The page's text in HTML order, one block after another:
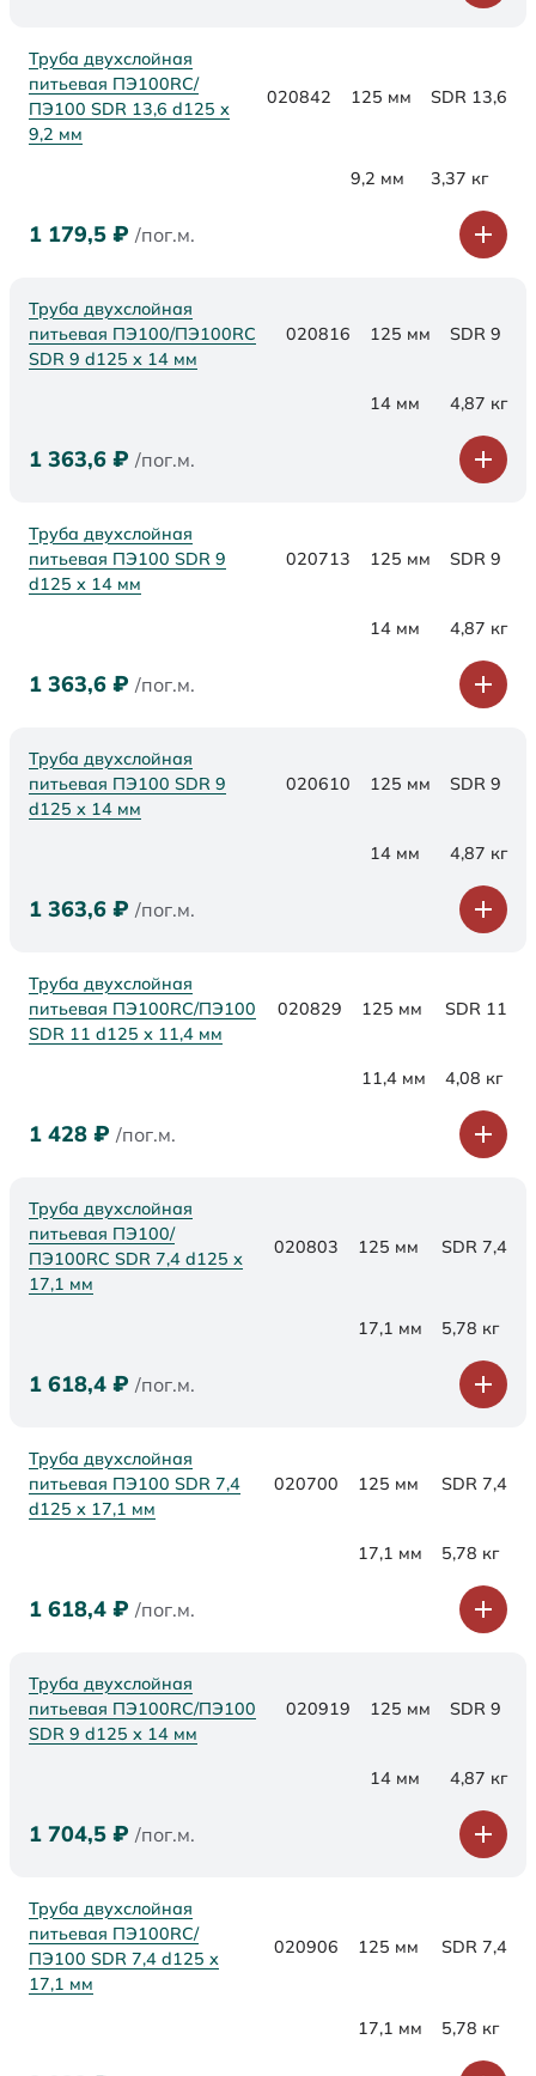
Труба двухслойная
питьевая ПЭ100RC/
ПЭ100 SDR 13,6 d125 х
9,2 мм
020842 125 мм SDR 13,6
9,2 мм 3,37 кг
1 179,5 ₽ /пог.м.
Труба двухслойная
питьевая ПЭ100/ПЭ100RC
SDR 9 d125 х 14 мм
020816 125 мм SDR 9
14 мм 4,87 кг
1 363,6 ₽ /пог.м.
Труба двухслойная
питьевая ПЭ100 SDR 9
d125 х 14 мм
020713 125 мм SDR 9
14 мм 4,87 кг
1 363,6 ₽ /пог.м.
Труба двухслойная
питьевая ПЭ100 SDR 9
d125 х 14 мм
020610 125 мм SDR 9
14 мм 4,87 кг
1 363,6 ₽ /пог.м.
Труба двухслойная
питьевая ПЭ100RC/ПЭ100
SDR 11 d125 х 11,4 мм
020829 125 мм SDR 11
11,4 мм 4,08 кг
1 428 ₽ /пог.м.
Труба двухслойная
питьевая ПЭ100/
ПЭ100RC SDR 7,4 d125 х
17,1 мм
020803 125 мм SDR 7,4
17,1 мм 5,78 кг
1 618,4 ₽ /пог.м.
Труба двухслойная
питьевая ПЭ100 SDR 7,4
d125 х 17,1 мм
020700 125 мм SDR 7,4
17,1 мм 5,78 кг
1 618,4 ₽ /пог.м.
Труба двухслойная
питьевая ПЭ100RC/ПЭ100
SDR 9 d125 х 14 мм
020919 125 мм SDR 9
14 мм 4,87 кг
1 704,5 ₽ /пог.м.
Труба двухслойная
питьевая ПЭ100RC/
ПЭ100 SDR 7,4 d125 х
17,1 мм
020906 125 мм SDR 7,4
17,1 мм 5,78 кг